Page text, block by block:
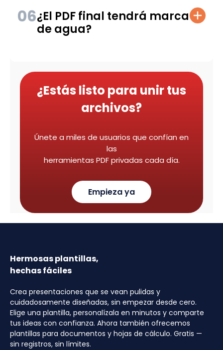
06¿El PDF final tendrá marca
de agua?
¿Estás listo para unir tus
archivos?
Únete a miles de usuarios que confían en
las
herramientas PDF privadas cada día.
Empieza ya
Hermosas plantillas,
hechas fáciles
Crea presentaciones que se vean pulidas y
cuidadosamente diseñadas, sin empezar desde cero.
Elige una plantilla, personalízala en minutos y comparte
tus ideas con confianza. Ahora también ofrecemos
plantillas para documentos y hojas de cálculo. Gratis —
sin registros, sin límites.